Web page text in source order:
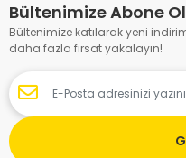
Bültenimize Abone
Bültenimize katılarak yeni
daha fazla fırsat yakalayın!